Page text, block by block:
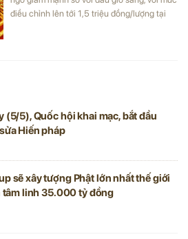
điều chỉnh lên tới 1,5 triệu đồng/lượng tại
(5/5), Quốc hội khai mạc, bắt đầu
Hiến pháp
sẽ xây tượng Phật lớn nhất thế giới
tâm linh 35.000 tỷ đồng